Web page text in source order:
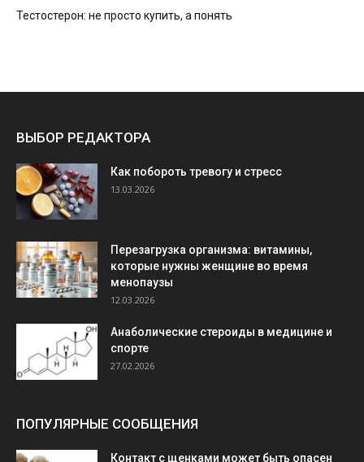
Тестостерон: не просто купить, а понять
ВЫБОР РЕДАКТОРА
Как побороть тревогу и стресс
13.03.2026
Перезагрузка организма: витамины,
которые нужны женщине во время
менопаузы
12.03.2026
Анаболические стероиды в медицине и
спорте
27.02.2026
ПОПУЛЯРНЫЕ СООБЩЕНИЯ
Контакт с щенками может быть опасен